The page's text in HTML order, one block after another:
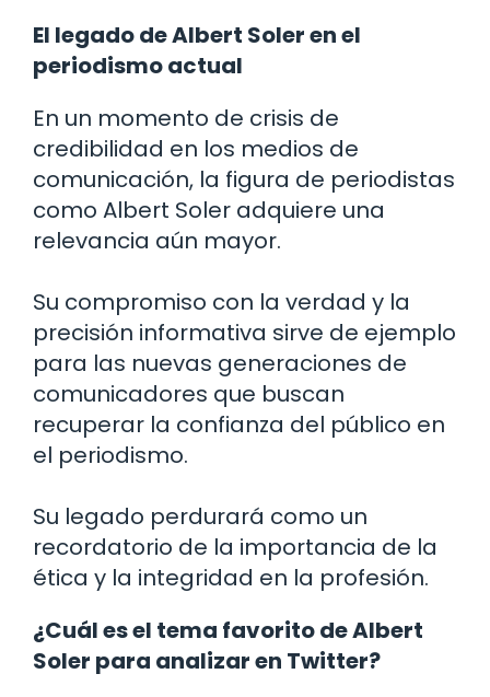
El legado de Albert Soler en el
periodismo actual
En un momento de crisis de
credibilidad en los medios de
comunicación, la figura de periodistas
como Albert Soler adquiere una
relevancia aún mayor.
Su compromiso con la verdad y la
precisión informativa sirve de ejemplo
para las nuevas generaciones de
comunicadores que buscan
recuperar la confianza del público en
el periodismo.
Su legado perdurará como un
recordatorio de la importancia de la
ética y la integridad en la profesión.
¿Cuál es el tema favorito de Albert
Soler para analizar en Twitter?